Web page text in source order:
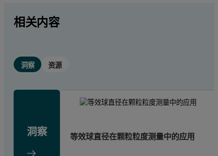
相关内容
洞察 资源
洞察 等效球直径在颗粒粒度测量中的应用